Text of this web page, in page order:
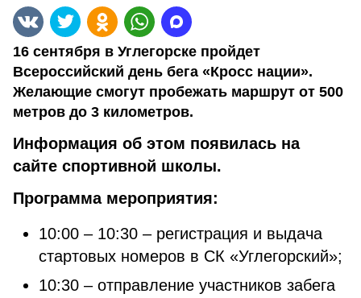
16 сентября в Углегорске пройдет
Всероссийский день бега «Кросс нации».
Желающие смогут пробежать маршрут от 500
метров до 3 километров.
Информация об этом появилась на
сайте спортивной школы.
Программа мероприятия:
10:00 – 10:30 – регистрация и выдача
стартовых номеров в СК «Углегорский»;
10:30 – отправление участников забега